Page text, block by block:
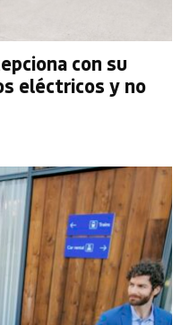
con su
eléctricos y no